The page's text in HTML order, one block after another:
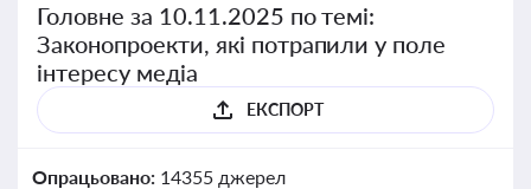
Головне за 10.11.2025 по темі:
Законопроекти, які потрапили у поле
інтересу медіа
ЕКСПОРТ
Опрацьовано: 14355 джерел